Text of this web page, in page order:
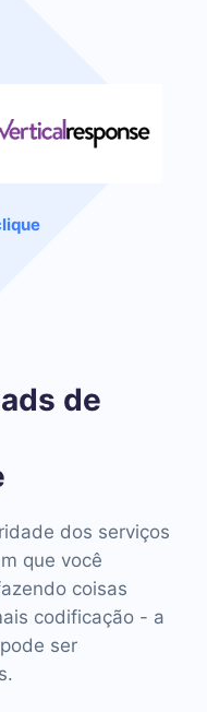
de
dos serviços
que você
coisas
codificação - a
ser